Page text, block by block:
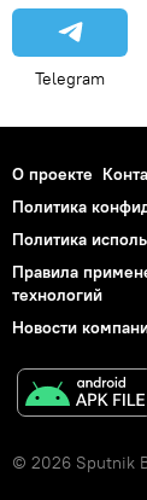
Telegram
О проекте
Политика
Политика
Правила
технологий
Новости
© 2026 Sputnik